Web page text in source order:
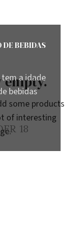
DE BEBIDAS
a idade
bebidas
18
some products
of interesting